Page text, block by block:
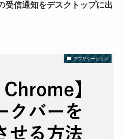
受信通知をデスクトップに出
アプリケーション